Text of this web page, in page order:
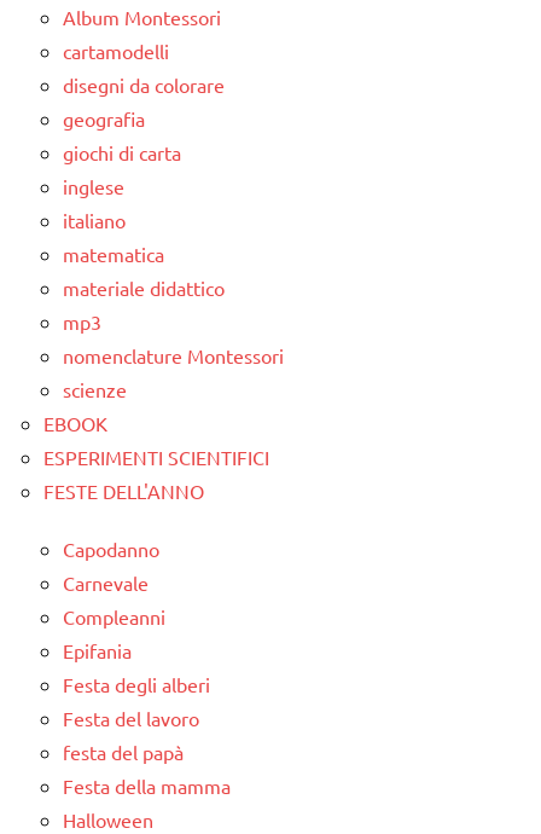
Album Montessori
cartamodelli
disegni da colorare
geografia
giochi di carta
inglese
italiano
matematica
materiale didattico
mp3
nomenclature Montessori
scienze
EBOOK
ESPERIMENTI SCIENTIFICI
FESTE DELL'ANNO
Capodanno
Carnevale
Compleanni
Epifania
Festa degli alberi
Festa del lavoro
festa del papà
Festa della mamma
Halloween